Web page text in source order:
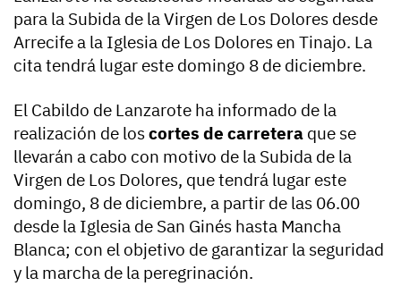
para la Subida de la Virgen de Los Dolores desde
Arrecife a la Iglesia de Los Dolores en Tinajo. La
cita tendrá lugar este domingo 8 de diciembre.
El Cabildo de Lanzarote ha informado de la
realización de loscortes de carretera que se
llevarán a cabo con motivo de la Subida de la
Virgen de Los Dolores, que tendrá lugar este
domingo, 8 de diciembre, a partir de las 06.00
desde la Iglesia de San Ginés hasta Mancha
Blanca; con el objetivo de garantizar la seguridad
y la marcha de la peregrinación.